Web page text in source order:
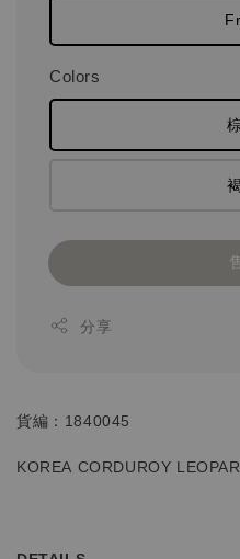
Colors
分享
貨編：1840045
KOREA CORDUROY